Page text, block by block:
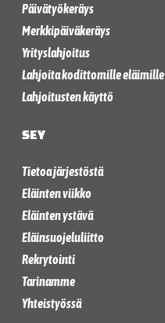
Päivätyökeräys
Merkkipäiväkeräys
Yrityslahjoitus
Lahjoita kodittomille eläimille
Lahjoitusten käyttö
SEY
Tietoa järjestöstä
Eläinten viikko
Eläinten ystävä
Eläinsuojeluliitto
Rekrytointi
Tarinamme
Yhteistyössä